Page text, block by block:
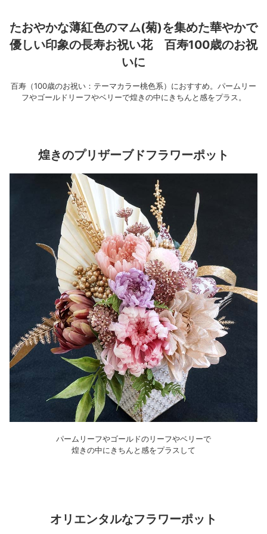
たおやかな薄紅色のマム(菊)を集めた華やかで
優しい印象の長寿お祝い花 百寿100歳のお祝
いに
百寿（100歳のお祝い：テーマカラー桃色系）におすすめ。パームリー
フやゴールドリーフやベリーで煌きの中にきちんと感をプラス。
煌きのプリザーブドフラワーポット
パームリーフやゴールドのリーフやベリーで
煌きの中にきちんと感をプラスして
オリエンタルなフラワーポット